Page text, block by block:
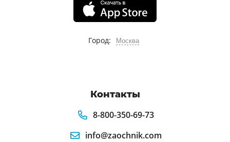
Город: Москва
Контакты
8-800-350-69-73
info@zaochnik.com